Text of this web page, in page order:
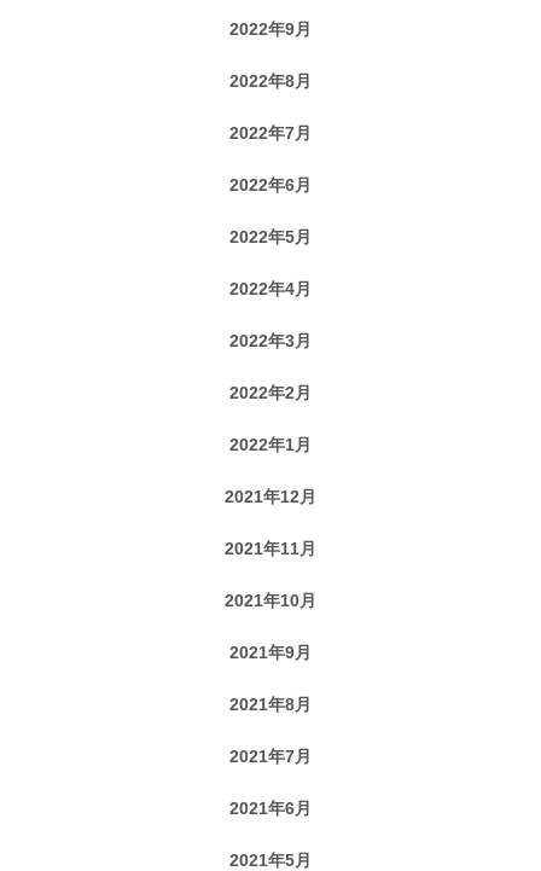
2022年9月
2022年8月
2022年7月
2022年6月
2022年5月
2022年4月
2022年3月
2022年2月
2022年1月
2021年12月
2021年11月
2021年10月
2021年9月
2021年8月
2021年7月
2021年6月
2021年5月